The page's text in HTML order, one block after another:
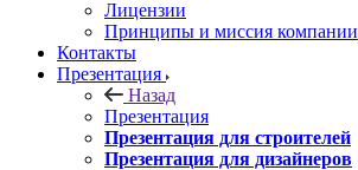
Лицензии
Принципы и миссия компании
Контакты
Презентация
Назад
Презентация
Презентация для строителей
Презентация для дизайнеров